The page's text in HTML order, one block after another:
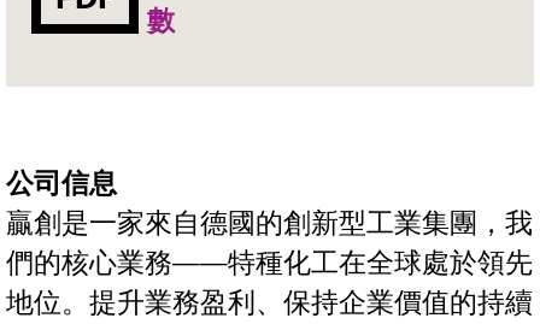
數
公司信息
贏創是一家來自德國的創新型工業集團，我
們的核心業務——特種化工在全球處於領先
地位。提升業務盈利、保持企業價值的持續